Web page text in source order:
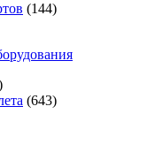
(144)
(643)